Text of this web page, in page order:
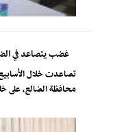
غضب يتصاعد في
تصاعدت خلال
محافظة الضالع، على